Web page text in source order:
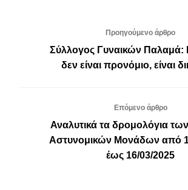
Προηγούμενο άρθρο
Σύλλογος Γυναικών Παλαμά:
δεν είναι προνόμιο, είναι
Επόμενο άρθρο
Αναλυτικά τα δρομολόγια
Αστυνομικών Μονάδων από
έως 16/03/2025